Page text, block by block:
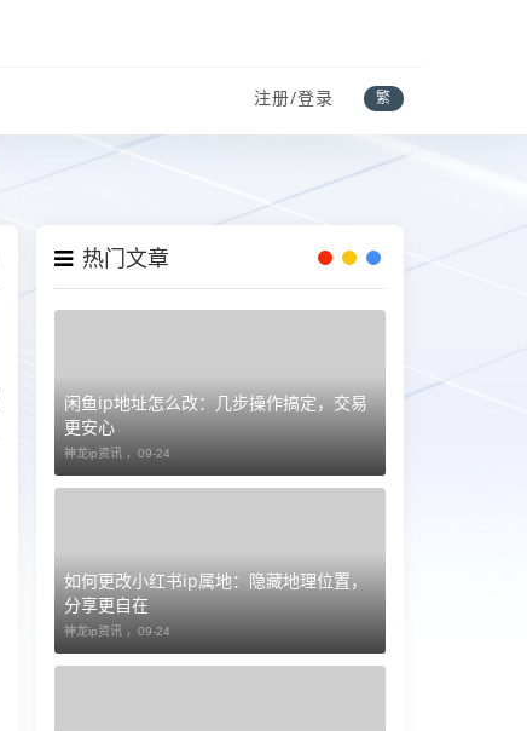
注册/登录 繁
热门文章
闲鱼ip地址怎么改：几步操作搞定，交易
更安心
神龙ip资讯 ， 09-24
如何更改小红书ip属地：隐藏地理位置，
分享更自在
神龙ip资讯 ， 09-24